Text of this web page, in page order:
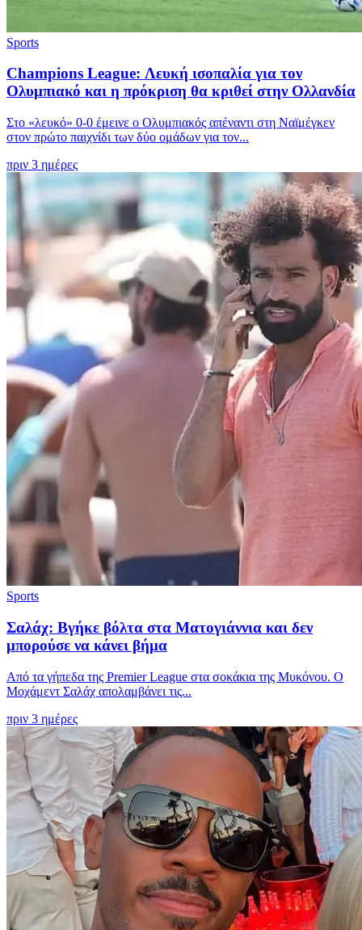
Sports
Champions League: Λευκή ισοπαλία για τον
Ολυμπιακό και η πρόκριση θα κριθεί στην Ολλανδία
Στο «λευκό» 0-0 έμεινε ο Ολυμπιακός απέναντι στη Ναϊμέγκεν
στον πρώτο παιχνίδι των δύο ομάδων για τον...
πριν 3 ημέρες
Sports
Σαλάχ: Βγήκε βόλτα στα Ματογιάννια και δεν
μπορούσε να κάνει βήμα
Από τα γήπεδα της Premier League στα σοκάκια της Μυκόνου. Ο
Μοχάμεντ Σαλάχ απολαμβάνει τις...
πριν 3 ημέρες